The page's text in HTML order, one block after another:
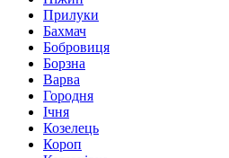
Прилуки
Бахмач
Бобровиця
Борзна
Варва
Городня
Ічня
Козелець
Короп